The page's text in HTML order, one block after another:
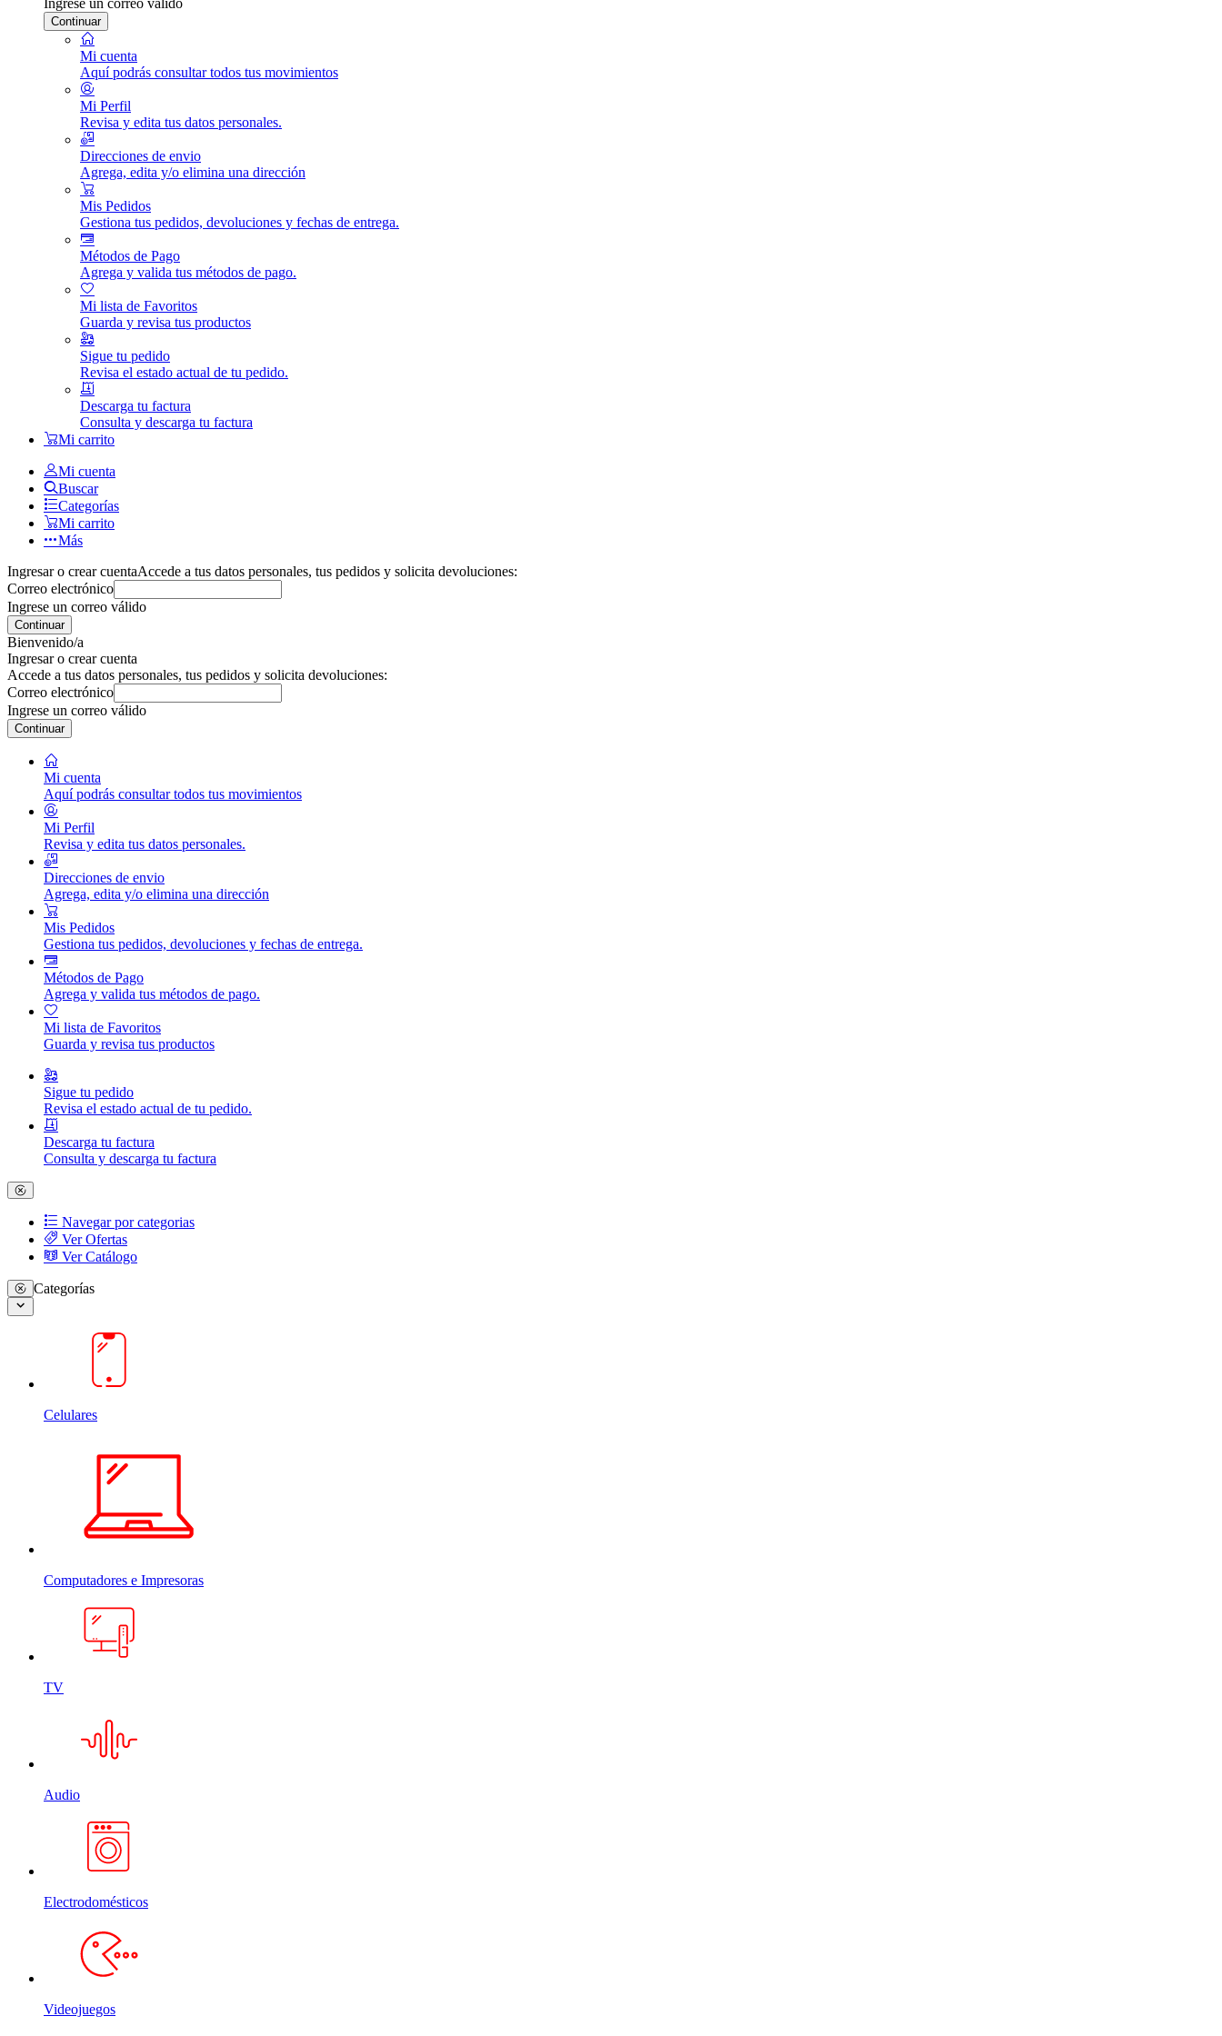
Continuar
Mi cuenta
Aquí podrás consultar todos tus movimientos
Mi Perfil
Revisa y edita tus datos personales.
Direcciones de envio
Agrega, edita y/o elimina una dirección
Mis Pedidos
Gestiona tus pedidos, devoluciones y fechas de entrega.
Métodos de Pago
Agrega y valida tus métodos de pago.
Mi lista de Favoritos
Guarda y revisa tus productos
Sigue tu pedido
Revisa el estado actual de tu pedido.
Descarga tu factura
Consulta y descarga tu factura
Mi carrito
Mi cuenta
Buscar
Categorías
Mi carrito
Más
Ingresar o crear cuentaAccede a tus datos personales, tus pedidos y solicita devoluciones:
Correo electrónico
Ingrese un correo válido
Continuar
Bienvenido/a
Ingresar o crear cuenta
Accede a tus datos personales, tus pedidos y solicita devoluciones:
Correo electrónico
Ingrese un correo válido
Continuar
Mi cuenta
Aquí podrás consultar todos tus movimientos
Mi Perfil
Revisa y edita tus datos personales.
Direcciones de envio
Agrega, edita y/o elimina una dirección
Mis Pedidos
Gestiona tus pedidos, devoluciones y fechas de entrega.
Métodos de Pago
Agrega y valida tus métodos de pago.
Mi lista de Favoritos
Guarda y revisa tus productos
Sigue tu pedido
Revisa el estado actual de tu pedido.
Descarga tu factura
Consulta y descarga tu factura
Navegar por categorias
Ver Ofertas
Ver Catálogo
Categorías
Celulares
Computadores e Impresoras
TV
Audio
Electrodomésticos
Videojuegos